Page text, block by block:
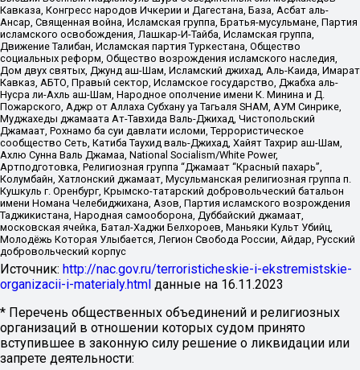
Кавказа, Конгресс народов Ичкерии и Дагестана, База, Асбат аль-
Ансар, Священная война, Исламская группа, Братья-мусульмане, Партия
исламского освобождения, Лашкар-И-Тайба, Исламская группа,
Движение Талибан, Исламская партия Туркестана, Общество
социальных реформ, Общество возрождения исламского наследия,
Дом двух святых, Джунд аш-Шам, Исламский джихад, Аль-Каида, Имарат
Кавказ, АБТО, Правый сектор, Исламское государство, Джабха аль-
Нусра ли-Ахль аш-Шам, Народное ополчение имени К. Минина и Д.
Пожарского, Аджр от Аллаха Субхану уа Тагьаля SHAM, АУМ Синрике,
Муджахеды джамаата Ат-Тавхида Валь-Джихад, Чистопольский
Джамаат, Рохнамо ба суи давлати исломи, Террористическое
сообщество Сеть, Катиба Таухид валь-Джихад, Хайят Тахрир аш-Шам,
Ахлю Сунна Валь Джамаа, National Socialism/White Power,
Артподготовка, Религиозная группа “Джамаат “Красный пахарь”,
Колумбайн, Хатлонский джамаат, Мусульманская религиозная группа п.
Кушкуль г. Оренбург, Крымско-татарский добровольческий батальон
имени Номана Челебиджихана, Азов, Партия исламского возрождения
Таджикистана, Народная самооборона, Дуббайский джамаат,
московская ячейка, Батал-Хаджи Белхороев, Маньяки Культ Убийц,
Молодёжь Которая Улыбается, Легион Свобода России, Айдар, Русский
добровольческий корпус
Источник: http://nac.gov.ru/terroristicheskie-i-ekstremistskie-
organizacii-i-materialy.html данные на 16.11.2023
* Перечень общественных объединений и религиозных
организаций в отношении которых судом принято
вступившее в законную силу решение о ликвидации или
запрете деятельности: